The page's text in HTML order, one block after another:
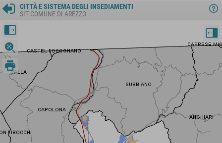
CITTÀ E SISTEMA DEGLI INSEDIAMENTI
SIT COMUNE DI AREZZO